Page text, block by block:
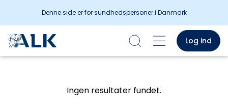
Denne side er for sundhedspersoner i Danmark
Log ind
Ingen resultater fundet.